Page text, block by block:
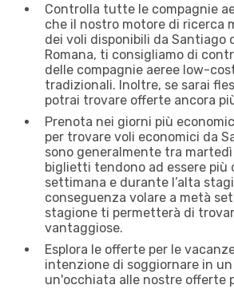
Controlla tutte le compagnie
che il nostro motore di ricerca
dei voli disponibili da Santiago
Romana, ti consigliamo di
delle compagnie aeree low-
tradizionali. Inoltre, se sarai
potrai trovare offerte ancora
Prenota nei giorni più
per trovare voli economici da
sono generalmente tra martedì
biglietti tendono ad essere più
settimana e durante l’alta
conseguenza volare a metà
stagione ti permetterà di
vantaggiose.
Esplora le offerte per le
intenzione di soggiornare in
un'occhiata alle nostre offerte